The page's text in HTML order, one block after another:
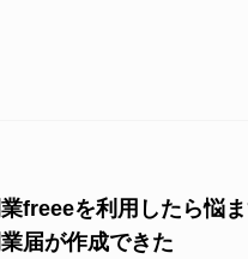
業freeeを利用したら悩
業届が作成できた